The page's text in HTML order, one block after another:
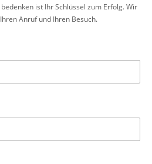
ist Ihr Schlüssel zum Erfolg. Wir
Anruf und Ihren Besuch.